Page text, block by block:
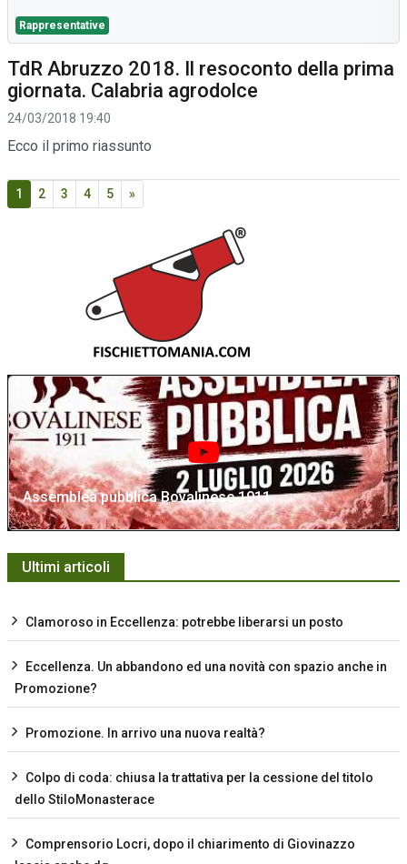
Rappresentative
TdR Abruzzo 2018. Il resoconto della prima
giornata. Calabria agrodolce
24/03/2018 19:40
Ecco il primo riassunto
1 2 3 4 5 »
Assemblea pubblica Bovalinese 1911
Ultimi articoli
Clamoroso in Eccellenza: potrebbe liberarsi un posto
Eccellenza. Un abbandono ed una novità con spazio anche in
Promozione?
Promozione. In arrivo una nuova realtà?
Colpo di coda: chiusa la trattativa per la cessione del titolo
dello StiloMonasterace
Comprensorio Locri, dopo il chiarimento di Giovinazzo